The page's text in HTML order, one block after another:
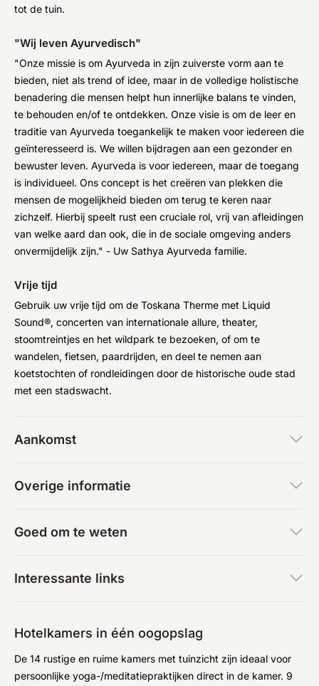
tot de tuin.
"Wij leven Ayurvedisch"
"Onze missie is om Ayurveda in zijn zuiverste vorm aan te
bieden, niet als trend of idee, maar in de volledige holistische
benadering die mensen helpt hun innerlijke balans te vinden,
te behouden en/of te ontdekken. Onze visie is om de leer en
traditie van Ayurveda toegankelijk te maken voor iedereen die
geïnteresseerd is. We willen bijdragen aan een gezonder en
bewuster leven. Ayurveda is voor iedereen, maar de toegang
is individueel. Ons concept is het creëren van plekken die
mensen de mogelijkheid bieden om terug te keren naar
zichzelf. Hierbij speelt rust een cruciale rol, vrij van afleidingen
van welke aard dan ook, die in de sociale omgeving anders
onvermijdelijk zijn." - Uw Sathya Ayurveda familie.
Vrije tijd
Gebruik uw vrije tijd om de Toskana Therme met Liquid
Sound®, concerten van internationale allure, theater,
stoomtreintjes en het wildpark te bezoeken, of om te
wandelen, fietsen, paardrijden, en deel te nemen aan
koetstochten of rondleidingen door de historische oude stad
met een stadswacht.
Aankomst
Overige informatie
Goed om te weten
Interessante links
Hotelkamers in één oogopslag
De 14 rustige en ruime kamers met tuinzicht zijn ideaal voor
persoonlijke yoga-/meditatiepraktijken direct in de kamer. 9